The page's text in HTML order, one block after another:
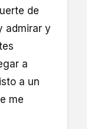
de
admirar y
a
a un
me